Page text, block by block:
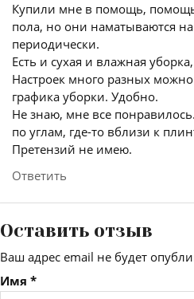
Купили мне в помощь, помощь
пола, но они наматываются
периодически.
Есть и сухая и влажная
Настроек много разных
графика уборки. Удобно.
Не знаю, мне все
по углам, где-то вблизи к
Претензий не имею.
Ответить
Оставить отзыв
Ваш адрес email не будет
Имя *